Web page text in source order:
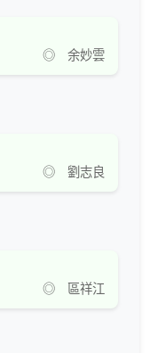
◎ 余妙雲
◎ 劉志良
◎ 區祥江